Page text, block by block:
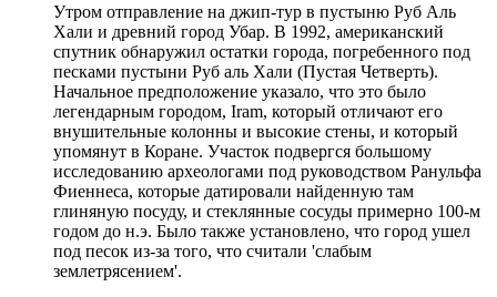
Утром отправление на джип-тур в пустыню Руб Аль
Хали и древний город Убар. В 1992, американский
спутник обнаружил остатки города, погребенного под
песками пустыни Руб аль Хали (Пустая Четверть).
Начальное предположение указало, что это было
легендарным городом, Iram, который отличают его
внушительные колонны и высокие стены, и который
упомянут в Коране. Участок подвергся большому
исследованию археологами под руководством Ранульфа
Фиеннеса, которые датировали найденную там
глиняную посуду, и стеклянные сосуды примерно 100-м
годом до н.э. Было также установлено, что город ушел
под песок из-за того, что считали 'слабым
землетрясением'.